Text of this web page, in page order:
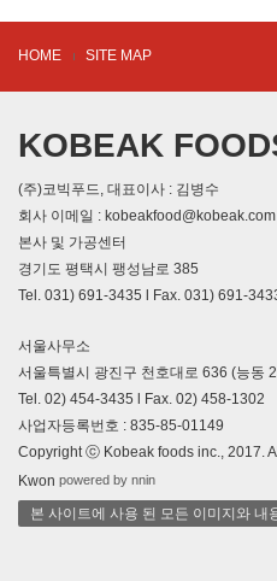
HOME SITE MAP
KOBEAK
(주)코빅푸드, 대표이사 : 김병수
회사 이메일 : kobeakfood@kobeak.com
본사 및 가공센터
경기도 평택시 팽성남로 385
Tel. 031) 691-3435 l Fax. 031) 691-
서울사무소
서울특별시 광진구 천호대로 636 (능동
Tel. 02) 454-3435 l Fax. 02) 458-1302
사업자등록번호 : 835-85-01149
Copyright ⓒ Kobeak foods inc., 2017.
Kwon powered by nnin
본 사이트에 사용 된 모든 이미지와 내